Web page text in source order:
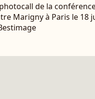
de la
Marigny à Paris le 18